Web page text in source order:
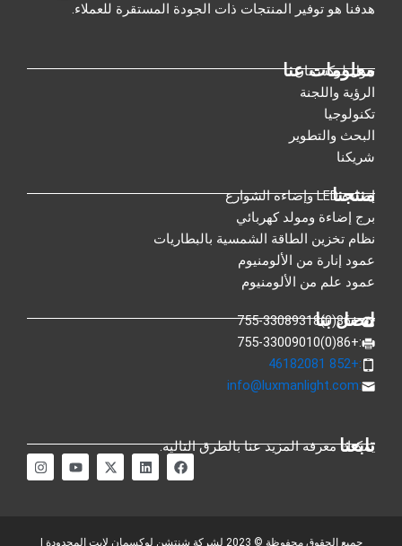
هدفنا هو توفير المنتجات ذات الجودة المستقرة للعملاء.
معلومات عنا
حول لوكسمان
الرؤية واللجنة
تكنولوجيا
البحث والتطوير
شريكنا
منتجنا
إضاءة LED وإضاءة الشوارع
برج إضاءة ومولد كهربائي
نظام تخزين الطاقة الشمسية بالبطاريات
عمود إنارة من الألومنيوم
عمود علم من الألومنيوم
اتصل بنا
:+86(0)755-33089318
:+86(0)755-33009010
:+852 46182081
:
info@luxmanlight.com
تابعنا
يمكنك معرفة المزيد عنا بالطرق التالية.
ف
ي
س
ي
ن
ك
إ
ك
س
م
و
ق
u
ا
ن
س
ا جميع الحقوق محفوظة © 2023 لشركة شنتشن لوكسمان لايت المحدودة |